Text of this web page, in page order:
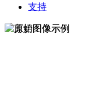
支持